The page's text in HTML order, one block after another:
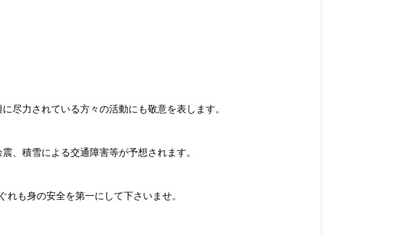
尽力されている方々の活動にも敬意を表します。
、積雪による交通障害等が予想されます。
れも身の安全を第一にして下さいませ。